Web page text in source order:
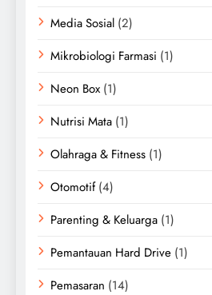
Media Sosial (2)
Mikrobiologi Farmasi (1)
Neon Box (1)
Nutrisi Mata (1)
Olahraga & Fitness (1)
Otomotif(4)
Parenting & Keluarga (1)
Pemantauan Hard Drive (1)
Pemasaran (14)